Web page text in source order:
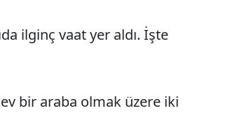
ilginç vaat yer aldı. İşte
bir araba olmak üzere iki